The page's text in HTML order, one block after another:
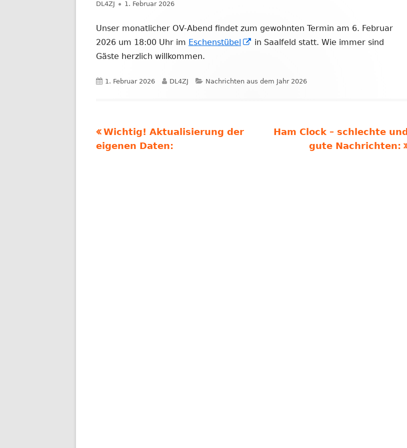
Autor
DL4ZJ
Veröffentlicht
1. Februar 2026
Unser monatlicher OV-Abend findet zum gewohnten Termin am 6. Februar
2026 um 18:00 Uhr im Eschenstübel
In
öffnen
in Saalfeld statt. Wie immer sind
Gäste herzlich willkommen.
Veröffentlicht
1. Februar 2026 Autor
DL4ZJ Kategorien
Nachrichten aus dem Jahr 2026
Beitragsnavigation
Vorheriger
Beitrag:
Wichtig! Aktualisierung der
eigenen Daten:
Nächster
Beitrag
Ham Clock – schlechte und
gute Nachrichten: